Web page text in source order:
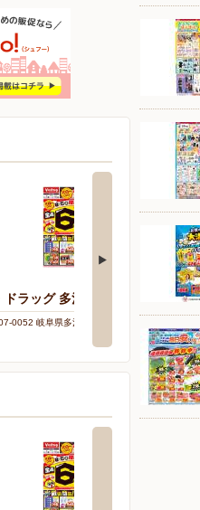
ドラッグ 多治見光ヶ丘店
0052 岐阜県多治見市光ヶ丘2-20-1